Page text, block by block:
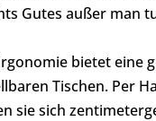
Gutes außer man
bietet eine
Tischen. Per
sie sich